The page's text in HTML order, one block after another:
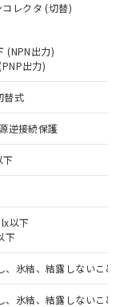
レクタ (切替)
(NPN出力)
出力)
替式
逆接続保護
下
以下
下
氷結、結露しないこと
氷結、結露しないこと
質）の
商品で
）の非含
定のある